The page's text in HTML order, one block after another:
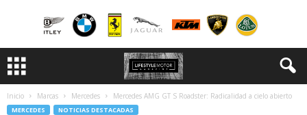
Inicio Marcas Mercedes Mercedes AMG GT S Roadster: Radicalidad a cielo abierto
MERCEDES NOTICIAS DESTACADAS